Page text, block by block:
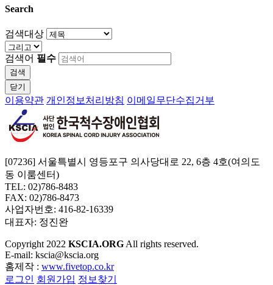
Search
검색대상
검색어 필수
검색
닫기
이용약관 개인정보처리방침 이메일무단수집거부
[07236] 서울특별시 영등포구 의사당대로 22, 6층 4호(여의도
동 이룸센터)
TEL: 02)786-8483
FAX: 02)786-8473
사업자번호: 416-82-16339
대표자: 정진완
Copyright 2022 KSCIA.ORG All rights reserved.
E-mail: kscia@kscia.org
홈제작 : www.fivetop.co.kr
로그인 회원가입 정보찾기